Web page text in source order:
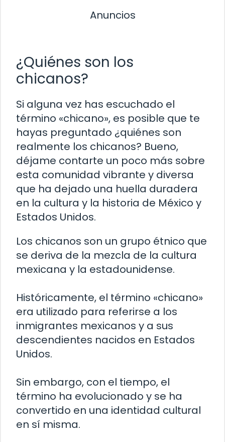
Anuncios
¿Quiénes son los
chicanos?
Si alguna vez has escuchado el
término «chicano», es posible que te
hayas preguntado ¿quiénes son
realmente los chicanos? Bueno,
déjame contarte un poco más sobre
esta comunidad vibrante y diversa
que ha dejado una huella duradera
en la cultura y la historia de México y
Estados Unidos.
Los chicanos son un grupo étnico que
se deriva de la mezcla de la cultura
mexicana y la estadounidense.
Históricamente, el término «chicano»
era utilizado para referirse a los
inmigrantes mexicanos y a sus
descendientes nacidos en Estados
Unidos.
Sin embargo, con el tiempo, el
término ha evolucionado y se ha
convertido en una identidad cultural
en sí misma.